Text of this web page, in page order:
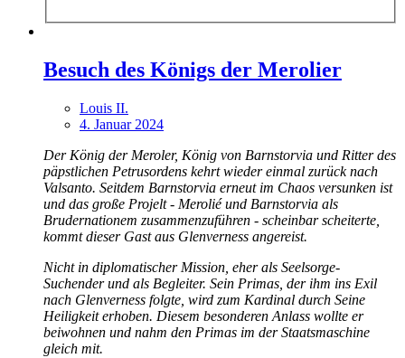
Besuch des Königs der Merolier
Louis II.
4. Januar 2024
Der König der Meroler, König von Barnstorvia und Ritter des
päpstlichen Petrusordens kehrt wieder einmal zurück nach
Valsanto. Seitdem Barnstorvia erneut im Chaos versunken ist
und das große Projelt - Merolié und Barnstorvia als
Brudernationem zusammenzuführen - scheinbar scheiterte,
kommt dieser Gast aus Glenverness angereist.
Nicht in diplomatischer Mission, eher als Seelsorge-
Suchender und als Begleiter. Sein Primas, der ihm ins Exil
nach Glenverness folgte, wird zum Kardinal durch Seine
Heiligkeit erhoben. Diesem besonderen Anlass wollte er
beiwohnen und nahm den Primas im der Staatsmaschine
gleich mit.